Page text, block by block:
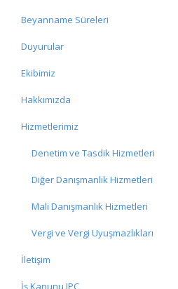
Beyanname Süreleri
Duyurular
Ekibimiz
Hakkımızda
Hizmetlerimiz
Denetim ve Tasdik Hizmetleri
Diğer Danışmanlık Hizmetleri
Mali Danışmanlık Hizmetleri
Vergi ve Vergi Uyuşmazlıkları
İletişim
İş Kanunu IPC